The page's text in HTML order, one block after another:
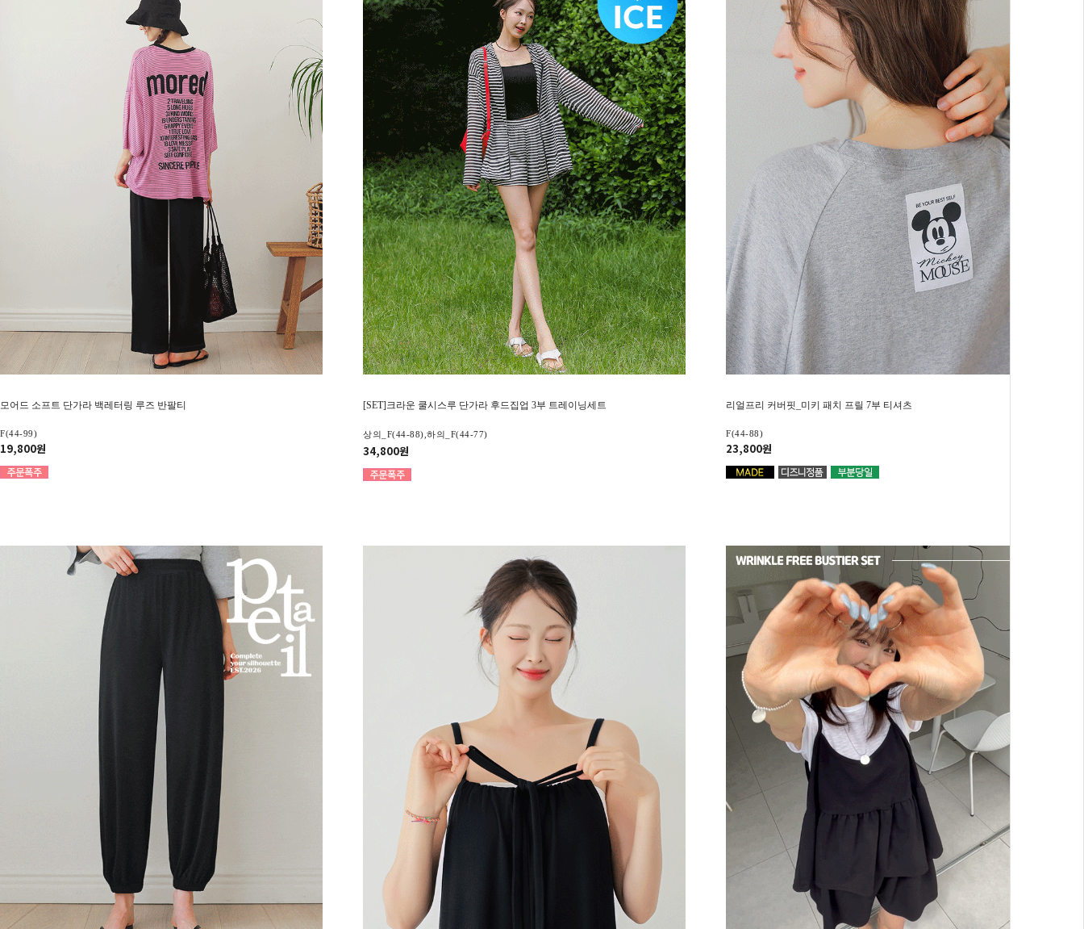
모어드 소프트 단가라 백레터링 루즈 반팔티
F(44-99)
19,800원
[SET]크라운 쿨시스루 단가라 후드집업 3부 트레이닝세트
상의_F(44-88),하의_F(44-77)
34,800원
리얼프리 커버핏_미키 패치 프릴 7부 티셔츠
F(44-88)
23,800원